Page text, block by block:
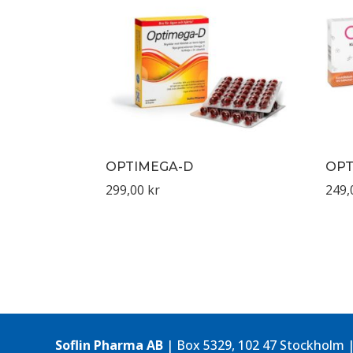
OPTIMEGA-D
299,00 kr
Soflin Pharma AB | Box 5329, 102 47 Stockholm